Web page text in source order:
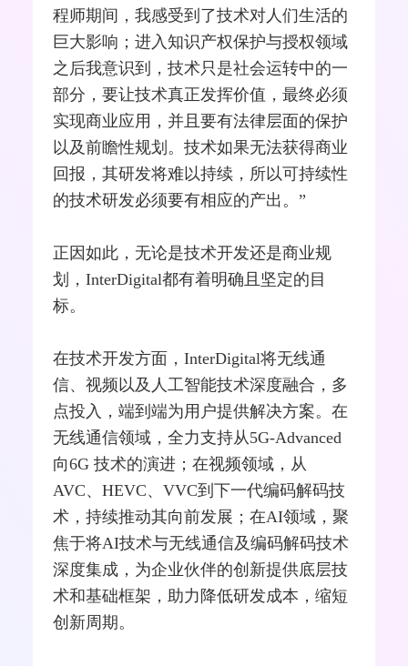
程师期间，我感受到了技术对人们生活的
巨大影响；进入知识产权保护与授权领域
之后我意识到，技术只是社会运转中的一
部分，要让技术真正发挥价值，最终必须
实现商业应用，并且要有法律层面的保护
以及前瞻性规划。技术如果无法获得商业
回报，其研发将难以持续，所以可持续性
的技术研发必须要有相应的产出。”
正因如此，无论是技术开发还是商业规
划，InterDigital都有着明确且坚定的目
标。
在技术开发方面，InterDigital将无线通
信、视频以及人工智能技术深度融合，多
点投入，端到端为用户提供解决方案。在
无线通信领域，全力支持从5G-Advanced
向6G 技术的演进；在视频领域，从
AVC、HEVC、VVC到下一代编码解码技
术，持续推动其向前发展；在AI领域，聚
焦于将AI技术与无线通信及编码解码技术
深度集成，为企业伙伴的创新提供底层技
术和基础框架，助力降低研发成本，缩短
创新周期。